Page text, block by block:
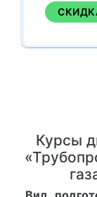
Курсы